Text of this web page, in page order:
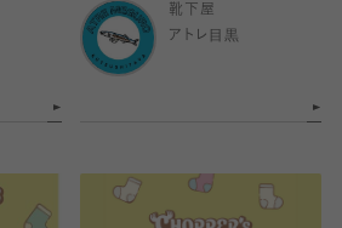
靴下屋
アトレ目黒